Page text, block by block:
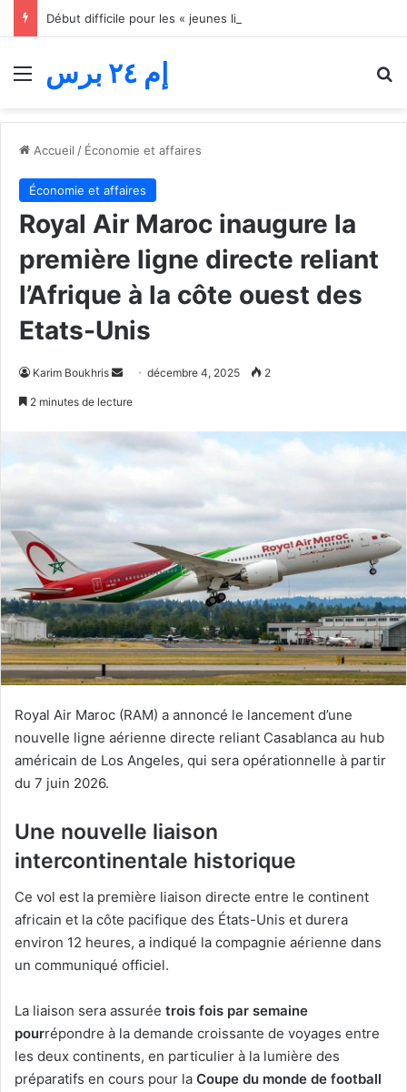
Menu إم ٢٤ برس
Accueil / Économie et affaires
Économie et affaires
Royal Air Maroc inaugure la
première ligne directe reliant
l’Afrique à la côte ouest des
Etats-Unis
Karim Boukhris
Envoyerdécembre 4, 2025 2
2 minutes de lecture
Royal Air Maroc (RAM) a annoncé le lancement d’une
nouvelle ligne aérienne directe reliant Casablanca au hub
américain de Los Angeles, qui sera opérationnelle à partir
du 7 juin 2026.
Une nouvelle liaison
intercontinentale historique
Ce vol est la première liaison directe entre le continent
africain et la côte pacifique des États-Unis et durera
environ 12 heures, a indiqué la compagnie aérienne dans
un communiqué officiel.
La liaison sera assurée trois fois par semaine
pourrépondre à la demande croissante de voyages entre
les deux continents, en particulier à la lumière des
préparatifs en cours pour la Coupe du monde de football